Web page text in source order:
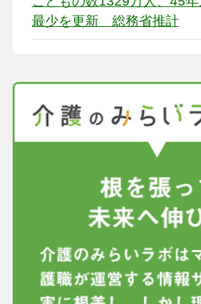
最少を更新 総務省推計